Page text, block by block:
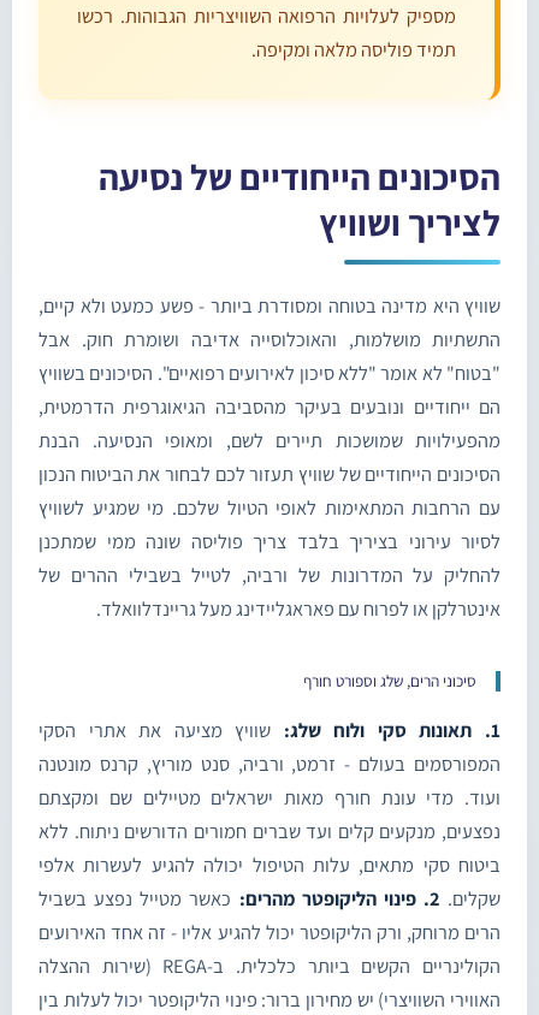
מספיק לעלויות הרפואה השוויצריות הגבוהות. רכשו
תמיד פוליסה מלאה ומקיפה.
הסיכונים הייחודיים של נסיעה
לציריך ושוויץ
שוויץ היא מדינה בטוחה ומסודרת ביותר - פשע כמעט ולא קיים,
התשתיות מושלמות, והאוכלוסייה אדיבה ושומרת חוק. אבל
"בטוח" לא אומר "ללא סיכון לאירועים רפואיים". הסיכונים בשוויץ
הם ייחודיים ונובעים בעיקר מהסביבה הגיאוגרפית הדרמטית,
מהפעילויות שמושכות תיירים לשם, ומאופי הנסיעה. הבנת
הסיכונים הייחודיים של שוויץ תעזור לכם לבחור את הביטוח הנכון
עם הרחבות המתאימות לאופי הטיול שלכם. מי שמגיע לשוויץ
לסיור עירוני בציריך בלבד צריך פוליסה שונה ממי שמתכנן
להחליק על המדרונות של ורביה, לטייל בשבילי ההרים של
אינטרלקן או לפרוח עם פאראגליידינג מעל גריינדלוואלד.
סיכוני הרים, שלג וספורט חורף
1. תאונות סקי ולוח שלג:
שוויץ מציעה את אתרי הסקי
המפורסמים בעולם - זרמט, ורביה, סנט מוריץ, קרנס מונטנה
ועוד. מדי עונת חורף מאות ישראלים מטיילים שם ומקצתם
נפצעים, מנקעים קלים ועד שברים חמורים הדורשים ניתוח. ללא
ביטוח סקי מתאים, עלות הטיפול יכולה להגיע לעשרות אלפי
שקלים. 2. פינוי הליקופטר מהרים:
כאשר מטייל נפצע בשביל
הרים מרוחק, ורק הליקופטר יכול להגיע אליו - זה אחד האירועים
הקולינריים הקשים ביותר כלכלית. ב-REGA (שירות ההצלה
האווירי השוויצרי) יש מחירון ברור: פינוי הליקופטר יכול לעלות בין